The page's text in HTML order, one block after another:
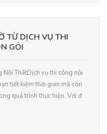
TỪ DỊCH VỤ THI
GÓI
Nội ThấtDịch vụ thi công nội
tiết kiệm thời gian mà còn
quá trình thực hiện. Với đ